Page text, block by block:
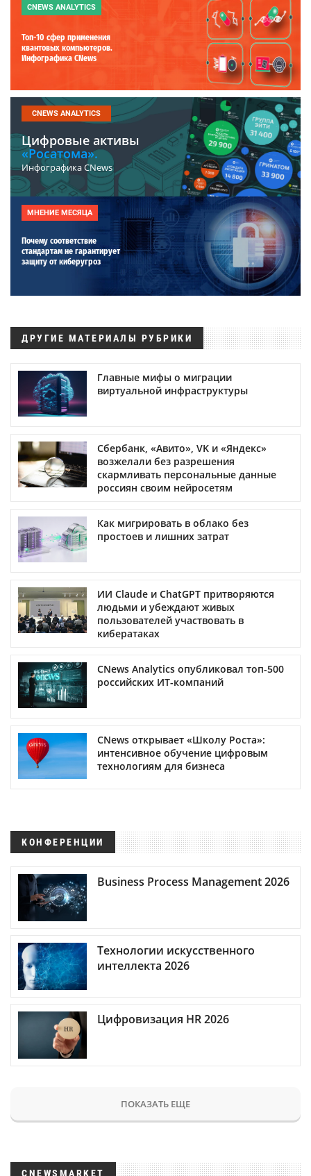
CNEWS ANALYTICS
Топ-10 сфер применения
квантовых компьютеров.
Инфографика CNews
CNEWS ANALYTICS
Цифровые активы
«Росатома».
Инфографика CNews
МНЕНИЕ МЕСЯЦА
Почему соответствие
стандартам не гарантирует
защиту от киберугроз
ДРУГИЕ МАТЕРИАЛЫ РУБРИКИ
Главные мифы о миграции
виртуальной инфраструктуры
Сбербанк, «Авито», VK и «Яндекс»
возжелали без разрешения
скармливать персональные данные
россиян своим нейросетям
Как мигрировать в облако без
простоев и лишних затрат
ИИ Claude и ChatGPT притворяются
людьми и убеждают живых
пользователей участвовать в
кибератаках
CNews Analytics опубликовал топ-500
российских ИТ-компаний
CNews открывает «Школу Роста»:
интенсивное обучение цифровым
технологиям для бизнеса
КОНФЕРЕНЦИИ
Business Process Management 2026
Технологии искусственного
интеллекта 2026
Цифровизация HR 2026
ПОКАЗАТЬ ЕЩЕ
CNEWSMARKET